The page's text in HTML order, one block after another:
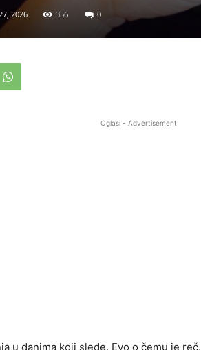
2026 356 0
Oglasi - Advertisement
u danima koji slede. Evo o čemu je reč.